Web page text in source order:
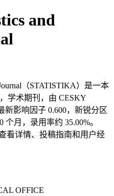
and
（STATISTIKA）是一本
学术期刊，由 CESKY
新影响因子 0.600，新锐分区
个月，录用率约 35.00%。
看详情、投稿指南和用户经
OFFICE